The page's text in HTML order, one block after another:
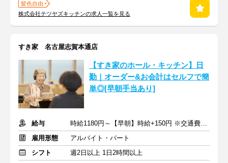
髪色自由
株式会社テツヤズキッチンの求人一覧を見る
すき家 名古屋志賀本通店
【すき家のホール・キッチン】日
勤｜オーダー&お会計はセルフで簡
単◎[早朝手当あり]
給与
時給1180円～【早朝】時給+150円 ※交通費支給
雇用形態
アルバイト・パート
シフト
週2日以上 1日2時間以上